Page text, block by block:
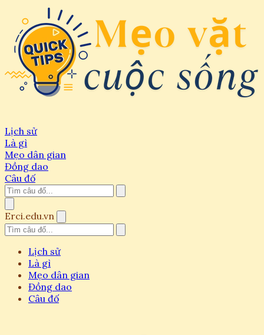
Lịch sử
Là gì
Mẹo dân gian
Đồng dao
Câu đố
Erci.edu.vn
Lịch sử
Là gì
Mẹo dân gian
Đồng dao
Câu đố